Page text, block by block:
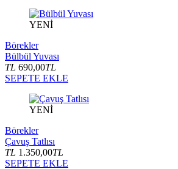
YENİ
Börekler
Bülbül Yuvası
TL 690,00TL
SEPETE EKLE
YENİ
Börekler
Çavuş Tatlısı
TL 1.350,00TL
SEPETE EKLE